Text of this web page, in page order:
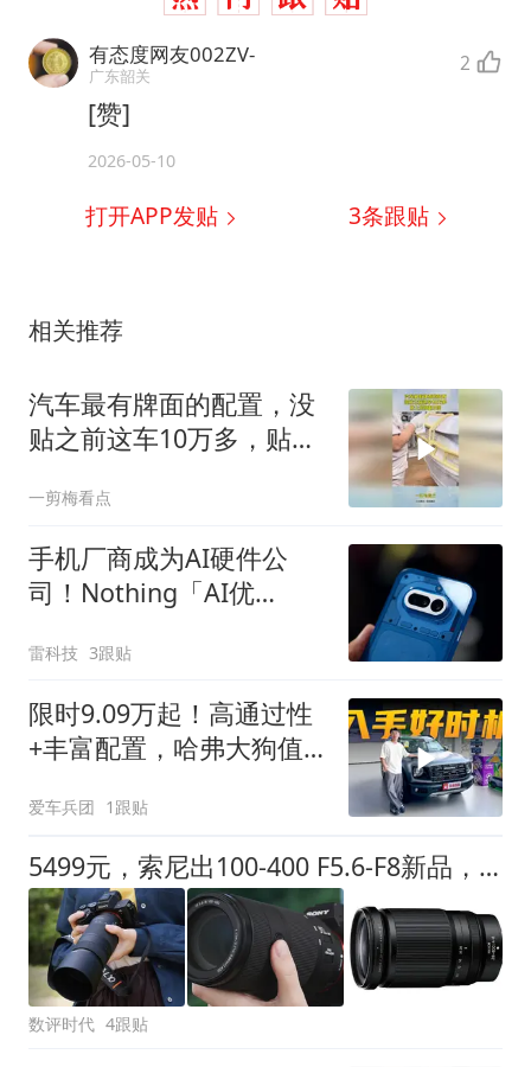
有态度网友002ZV-
广东韶关 2
[赞]
2026-05-10
打开APP发贴 3条跟贴
相关推荐
汽车最有牌面的配置，没
贴之前这车10万多，贴上
一剪梅看点
手机厂商成为AI硬件公
司！Nothing「AI优
雷科技 3跟贴
限时9.09万起！高通过性
+丰富配置，哈弗大狗值
爱车兵团 1跟贴
5499元，索尼出100-400 F5.6-F8新品，和尼康28-400的长焦端比如何
数评时代 4跟贴